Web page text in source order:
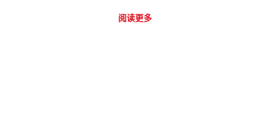
阅读更多